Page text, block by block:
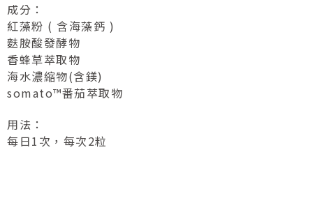
成分：
紅藻粉 ( 含海藻鈣 )
麩胺酸發酵物
香蜂草萃取物
海水濃縮物(含鎂)
somato™番茄萃取物
用法：
每日1次，每次2粒